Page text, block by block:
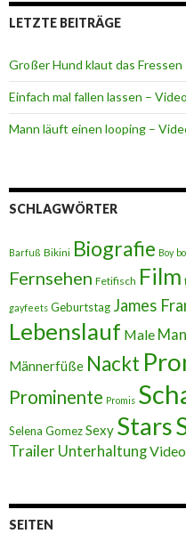
LETZTE BEITRÄGE
Großer Hund klaut das Fressen
Einfach mal fallen lassen – Video
Mann läuft einen looping –
SCHLAGWÖRTER
Barfuß Bikini Biografie Boy
Fernsehen Fetifisch Film
gayfeets Geburtstag James
Lebenslauf Male
Männerfüße Nackt
Prominente Promis
Selena GomezSexy Stars
Trailer UnterhaltungVideo
SEITEN